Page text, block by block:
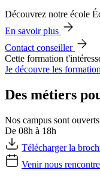
Découvrez notre école
En savoir plus
Contact conseiller
Cette formation
Je découvre les
Des métiers
Nos campus sont
De 08h à 18h
Télécharger la
Venir nous